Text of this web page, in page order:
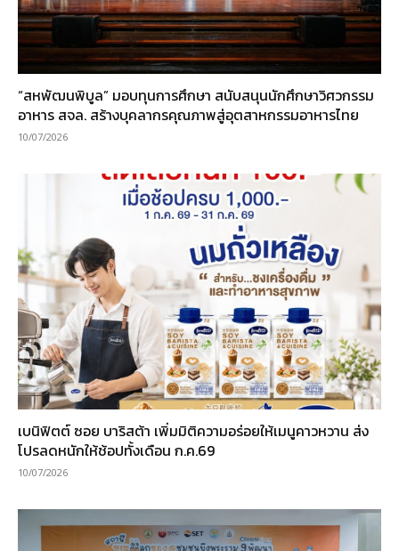
“สหพัฒนพิบูล” มอบทุนการศึกษา สนับสนุนนักศึกษาวิศวกรรม
อาหาร สจล. สร้างบุคลากรคุณภาพสู่อุตสาหกรรมอาหารไทย
10/07/2026
เบนิฟิตต์ ซอย บาริสต้า เพิ่มมิติความอร่อยให้เมนูคาวหวาน ส่ง
โปรลดหนักให้ช้อปทั้งเดือน ก.ค.69
10/07/2026